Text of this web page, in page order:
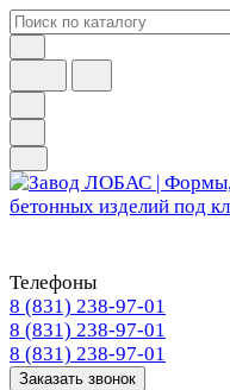
Телефоны
8 (831) 238-97-01
8 (831) 238-97-01
8 (831) 238-97-01
Заказать звонок